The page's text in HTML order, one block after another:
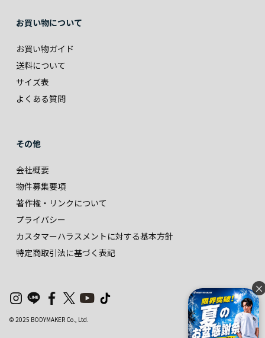
×
お買い物について
お買い物ガイド
送料について
サイズ表
よくある質問
その他
会社概要
物件募集要項
著作権・リンクについて
プライバシー
カスタマーハラスメントに対する基本方針
特定商取引法に基づく表記
© 2025 BODYMAKER Co., Ltd.